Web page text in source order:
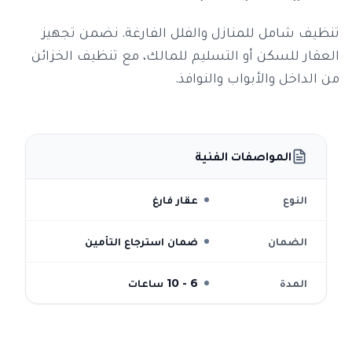
تنظيف شامل للمنازل والفلل الفارغة. نضمن تجهيز
العقار للسكن أو التسليم للمالك، مع تنظيف الخزائن
من الداخل والأبواب والنوافذ.
المواصفات الفنية
النوع عقار فارغ
الضمان ضمان استرجاع التأمين
المدة 6 - 10 ساعات